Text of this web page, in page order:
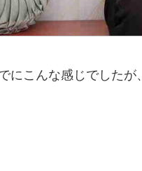
にこんな感じでしたが